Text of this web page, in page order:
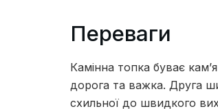
Переваги
Камінна топка буває
дорога та важка. Друга
схильної до швидкого